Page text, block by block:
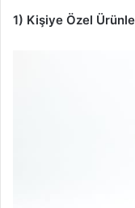
1) Kişiye Özel